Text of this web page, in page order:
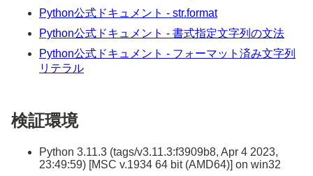
Python公式ドキュメント - str.format
Python公式ドキュメント - 書式指定文字列の文法
Python公式ドキュメント - フォーマット済み文字列
リテラル
検証環境
Python 3.11.3 (tags/v3.11.3:f3909b8, Apr 4 2023,
23:49:59) [MSC v.1934 64 bit (AMD64)] on win32